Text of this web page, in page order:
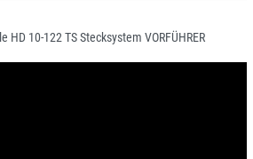
10-122 TS Stecksystem VORFÜHRER